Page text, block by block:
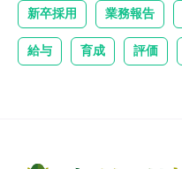
新卒採用 業務報告
給与 育成 評価